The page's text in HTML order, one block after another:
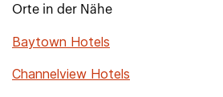
Orte in der Nähe
Baytown Hotels
Channelview Hotels